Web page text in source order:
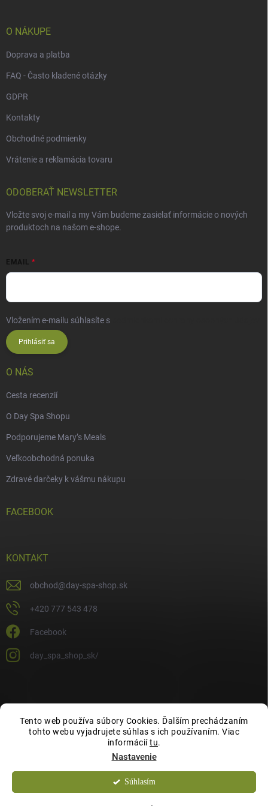
Tento web používa súbory Cookies. Ďalším prechádzaním
tohto webu vyjadrujete súhlas s ich používaním. Viac
informáciítu.
Nastavenie
Súhlasím
O NÁKUPE
Doprava a platba
FAQ - Často kladené otázky
GDPR
Kontakty
Obchodné podmienky
Vrátenie a reklamácia tovaru
ODOBERAŤ NEWSLETTER
Vložte svoj e-mail a my Vám budeme zasielať informácie o nových
produktoch na našom e-shope.
EMAIL
Vložením e-mailu súhlasíte s
Prihlásiť sa
O NÁS
Cesta recenzií
O Day Spa Shopu
Podporujeme Mary’s Meals
Veľkoobchodná ponuka
Zdravé darčeky k vášmu nákupu
FACEBOOK
KONTAKT
obchod@day-spa-shop.sk
+420 777 543 478
Facebook
day_spa_shop_sk/
Copyright 2026Day Spa Shop. Všetky práva vyhradené.